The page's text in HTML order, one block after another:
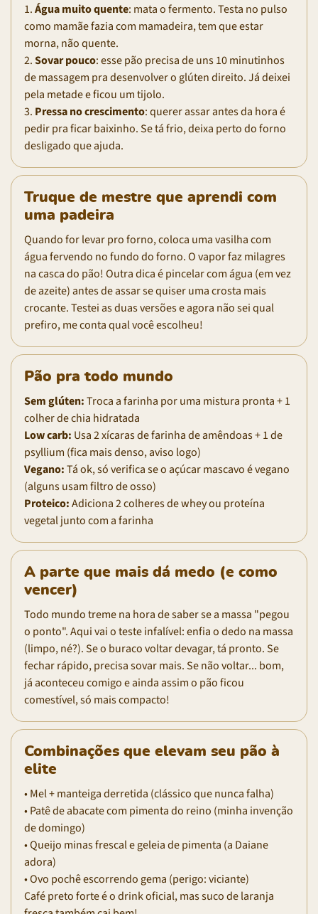
1.Água muito quente: mata o fermento. Testa no pulso
como mamãe fazia com mamadeira, tem que estar
morna, não quente.
2.Sovar pouco: esse pão precisa de uns 10 minutinhos
de massagem pra desenvolver o glúten direito. Já deixei
pela metade e ficou um tijolo.
3. Pressa no crescimento: querer assar antes da hora é
pedir pra ficar baixinho. Se tá frio, deixa perto do forno
desligado que ajuda.
Truque de mestre que aprendi com
uma padeira
Quando for levar pro forno, coloca uma vasilha com
água fervendo no fundo do forno. O vapor faz milagres
na casca do pão! Outra dica é pincelar com água (em vez
de azeite) antes de assar se quiser uma crosta mais
crocante. Testei as duas versões e agora não sei qual
prefiro, me conta qual você escolheu!
Pão pra todo mundo
Sem glúten:Troca a farinha por uma mistura pronta + 1
colher de chia hidratada
Low carb: Usa 2 xícaras de farinha de amêndoas + 1 de
psyllium (fica mais denso, aviso logo)
Vegano:Tá ok, só verifica se o açúcar mascavo é vegano
(alguns usam filtro de osso)
Proteico:Adiciona 2 colheres de whey ou proteína
vegetal junto com a farinha
A parte que mais dá medo (e como
vencer)
Todo mundo treme na hora de saber se a massa "pegou
o ponto". Aqui vai o teste infalível: enfia o dedo na massa
(limpo, né?). Se o buraco voltar devagar, tá pronto. Se
fechar rápido, precisa sovar mais. Se não voltar... bom,
já aconteceu comigo e ainda assim o pão ficou
comestível, só mais compacto!
Combinações que elevam seu pão à
elite
• Mel + manteiga derretida (clássico que nunca falha)
• Patê de abacate com pimenta do reino (minha invenção
de domingo)
• Queijo minas frescal e geleia de pimenta (a Daiane
adora)
• Ovo pochê escorrendo gema (perigo: viciante)
Café preto forte é o drink oficial, mas suco de laranja